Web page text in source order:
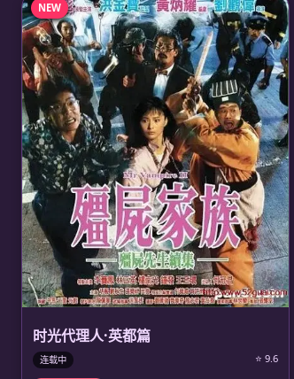
NEW
时光代理人·英都篇
连载中 ⭐ 9.6